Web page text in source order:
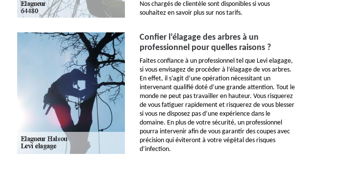
Nos chargés de clientèle sont disponibles si vous
souhaitez en savoir plus sur nos tarifs.
Confier l’élagage des arbres à un
professionnel pour quelles raisons ?
Faites confiance à un professionnel tel que Levi elagage,
si vous envisagez de procéder à l’élagage de vos arbres.
En effet, il s’agit d’une opération nécessitant un
intervenant qualifié doté d’une grande attention. Tout le
monde ne peut pas travailler en hauteur. Vous risquerez
de vous fatiguer rapidement et risquerez de vous blesser
si vous ne disposez pas d’une expérience dans le
domaine. En plus de votre sécurité, un professionnel
pourra intervenir afin de vous garantir des coupes avec
précision qui éviteront à votre végétal des risques
d’infection.